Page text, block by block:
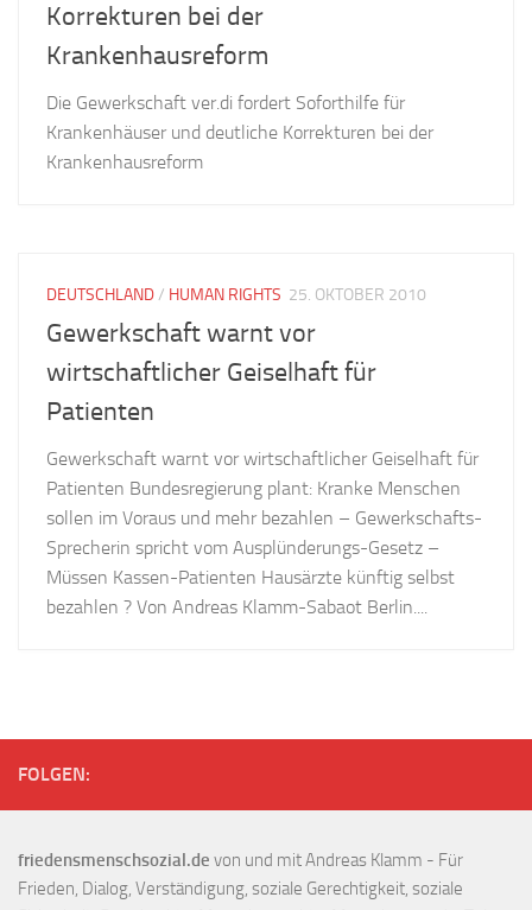
Korrekturen bei der
Krankenhausreform
Die Gewerkschaft ver.di fordert Soforthilfe für
Krankenhäuser und deutliche Korrekturen bei der
Krankenhausreform
DEUTSCHLAND/ HUMAN RIGHTS 25. OKTOBER 2010
Gewerkschaft warnt vor
wirtschaftlicher Geiselhaft für
Patienten
Gewerkschaft warnt vor wirtschaftlicher Geiselhaft für
Patienten Bundesregierung plant: Kranke Menschen
sollen im Voraus und mehr bezahlen – Gewerkschafts-
Sprecherin spricht vom Ausplünderungs-Gesetz –
Müssen Kassen-Patienten Hausärzte künftig selbst
bezahlen ? Von Andreas Klamm-Sabaot Berlin....
FOLGEN:
friedensmenschsozial.de von und mit Andreas Klamm - Für
Frieden, Dialog, Verständigung, soziale Gerechtigkeit, soziale